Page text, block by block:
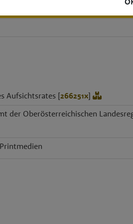
Aufsichtsrates [266251x]
der Oberösterreichischen